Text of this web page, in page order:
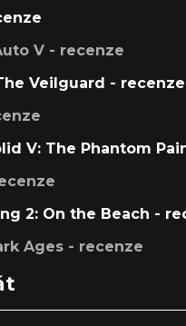
V - recenze
Veilguard - recenze
V: The Phantom
2: On the Beach -
Ages - recenze